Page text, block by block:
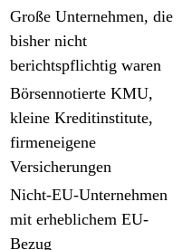
Große Unternehmen, die
bisher nicht
berichtspflichtig waren
Börsennotierte KMU,
kleine Kreditinstitute,
firmeneigene
Versicherungen
Nicht-EU-Unternehmen
mit erheblichem EU-
Bezug